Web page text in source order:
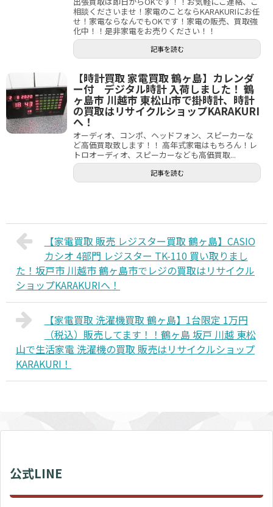
相談くださいませ！家電のことならKARAKURIにお任
せ！家電ならなんでもOKです！家電の販売、買取強
化中！！是非家電をお売りください！！
記事を読む
【時計買取 家電買取 鶴ヶ島】カレンダ
ー付 デジタル時計 入荷しました！ 鶴
ヶ島市 川越市 東松山市で掛時計、時計
の買取はリサイクルショップKARAKURI
へ！
オーディオ、コンポ、ヘッドフォン、スピーカーな
ど高価買取致します！！ 高年式家電はもちろん！レ
トロオーディオ、スピーカーなども高価買取...
記事を読む
【家電買取 販売 レジスター買取 鶴ヶ島】CASIO
カシオ 4部門 レジスター TK-110 買い取りまし
た！坂戸市 川越市 鶴ヶ島市でレジの買取はリサイクル
ショップKARAKURIへ！
【家電買取 洗濯機買取 鶴ヶ島】1台限定 1万円
（税込）販売してます！！鶴ヶ島 坂戸 川越 東松
山で生活家電 洗濯機の買取 販売はリサイクルショップ
KARAKURI！
公式LINE